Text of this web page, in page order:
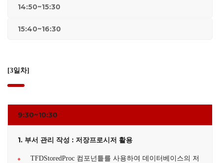
14:50~15:30
15:40~16:30
[3일차]
9:30~10:30
1. 부서 관리 작성 : 저장프로시저 활용
TFDStoredProc 컴포넌틑를 사용하여 데이터베이스의 저